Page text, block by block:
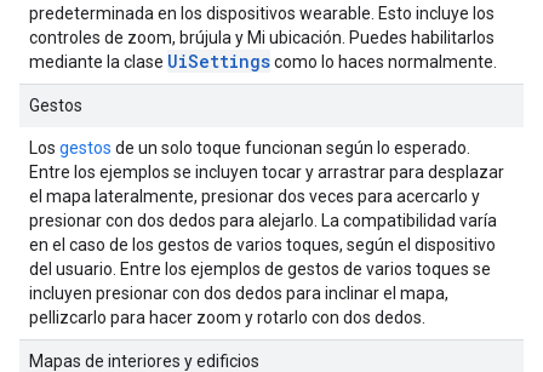
predeterminada en los dispositivos wearable. Esto incluye los
controles de zoom, brújula y Mi ubicación. Puedes habilitarlos
mediante la clase UiSettingscomo lo haces normalmente.
Gestos
Los gestos de un solo toque funcionan según lo esperado.
Entre los ejemplos se incluyen tocar y arrastrar para desplazar
el mapa lateralmente, presionar dos veces para acercarlo y
presionar con dos dedos para alejarlo. La compatibilidad varía
en el caso de los gestos de varios toques, según el dispositivo
del usuario. Entre los ejemplos de gestos de varios toques se
incluyen presionar con dos dedos para inclinar el mapa,
pellizcarlo para hacer zoom y rotarlo con dos dedos.
Mapas de interiores y edificios